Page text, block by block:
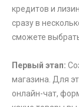
кредитов и
сразу в
сможете
Первый этап:
магазина. Для
онлайн-чат,